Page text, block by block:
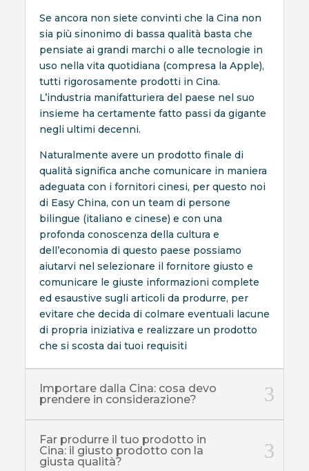
Se ancora non siete convinti che la Cina non
sia più sinonimo di bassa qualità basta che
pensiate ai grandi marchi o alle tecnologie in
uso nella vita quotidiana (compresa la Apple),
tutti rigorosamente prodotti in Cina.
L’industria manifatturiera del paese nel suo
insieme ha certamente fatto passi da gigante
negli ultimi decenni.
Naturalmente avere un prodotto finale di
qualità significa anche comunicare in maniera
adeguata con i fornitori cinesi, per questo noi
di Easy China, con un team di persone
bilingue (italiano e cinese) e con una
profonda conoscenza della cultura e
dell’economia di questo paese possiamo
aiutarvi nel selezionare il fornitore giusto e
comunicare le giuste informazioni complete
ed esaustive sugli articoli da produrre, per
evitare che decida di colmare eventuali lacune
di propria iniziativa e realizzare un prodotto
che si scosta dai tuoi requisiti
Importare dalla Cina: cosa devo
prendere in considerazione?
Far produrre il tuo prodotto in
Cina: il giusto prodotto con la
giusta qualità?